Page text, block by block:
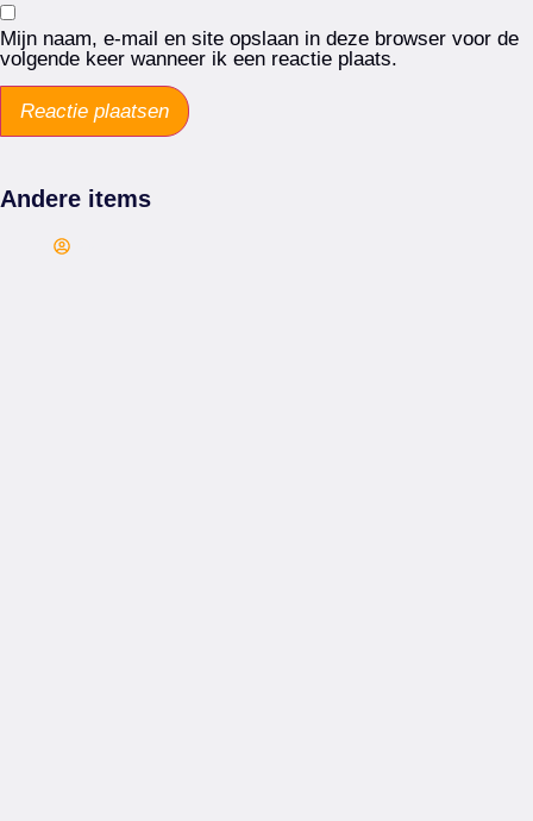
Mijn naam, e-mail en site opslaan in deze browser voor de
volgende keer wanneer ik een reactie plaats.
Andere items